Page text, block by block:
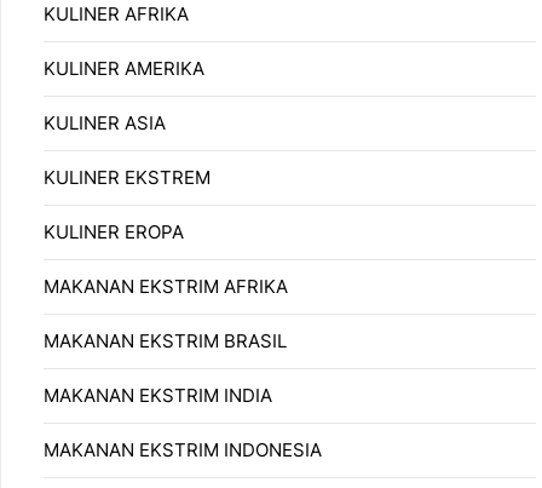
KULINER AFRIKA
KULINER AMERIKA
KULINER ASIA
KULINER EKSTREM
KULINER EROPA
MAKANAN EKSTRIM AFRIKA
MAKANAN EKSTRIM BRASIL
MAKANAN EKSTRIM INDIA
MAKANAN EKSTRIM INDONESIA